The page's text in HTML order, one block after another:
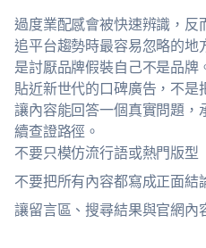
過度業配感會被快速辨識，反
追平台趨勢時最容易忽略的
是討厭品牌假裝自己不是品牌
貼近新世代的口碑廣告，不
讓內容能回答一個真實問題，
續查證路徑。
不要只模仿流行語或熱門版型
不要把所有內容都寫成正面結
讓留言區、搜尋結果與官網內